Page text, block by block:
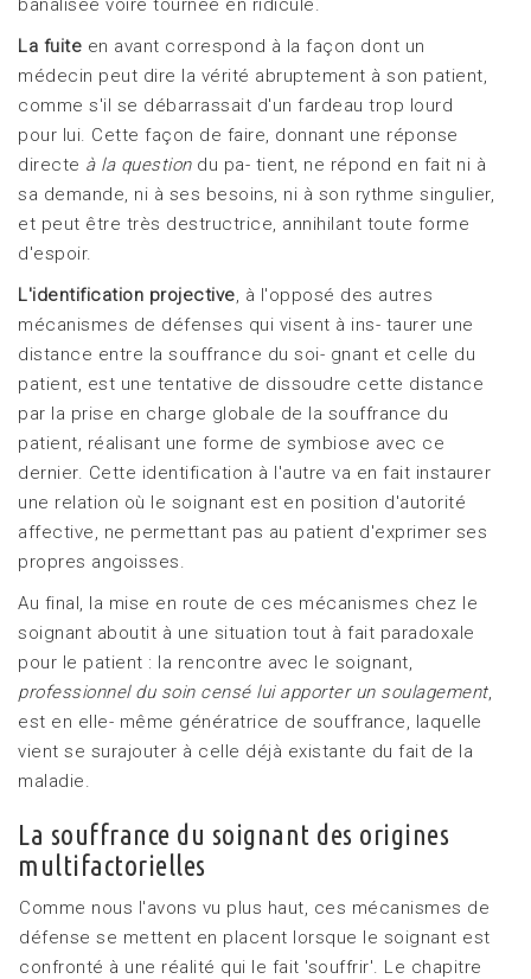
banalisée voire tournée en ridicule.
La fuite en avant correspond à la façon dont un
médecin peut dire la vérité abruptement à son patient,
comme s'il se débarrassait d'un fardeau trop lourd
pour lui. Cette façon de faire, donnant une réponse
directe à la questiondu pa- tient, ne répond en fait ni à
sa demande, ni à ses besoins, ni à son rythme singulier,
et peut être très destructrice, annihilant toute forme
d'espoir.
L'identification projective, à l'opposé des autres
mécanismes de défenses qui visent à ins- taurer une
distance entre la souffrance du soi- gnant et celle du
patient, est une tentative de dissoudre cette distance
par la prise en charge globale de la souffrance du
patient, réalisant une forme de symbiose avec ce
dernier. Cette identification à l'autre va en fait instaurer
une relation où le soignant est en position d'autorité
affective, ne permettant pas au patient d'exprimer ses
propres angoisses.
Au final, la mise en route de ces mécanismes chez le
soignant aboutit à une situation tout à fait paradoxale
pour le patient : la rencontre avec le soignant,
professionnel du soin censé lui apporter un soulagement,
est en elle- même génératrice de souffrance, laquelle
vient se surajouter à celle déjà existante du fait de la
maladie.
La souffrance du soignant des origines
multifactorielles
Comme nous l'avons vu plus haut, ces mécanismes de
défense se mettent en placent lorsque le soignant est
confronté à une réalité qui le fait 'souffrir'. Le chapitre